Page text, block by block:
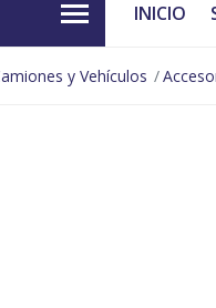
INICIO
y Vehículos